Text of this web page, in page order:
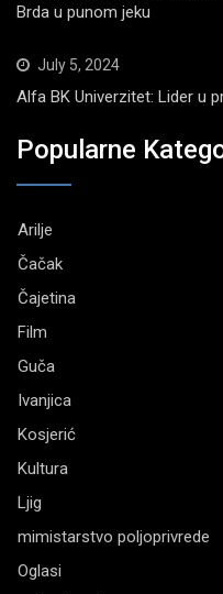
Brda u punom jeku
July 5, 2024
Alfa BK Univerzitet: Lider u
Popularne
Arilje
Čačak
Čajetina
Film
Guča
Ivanjica
Kosjerić
Kultura
Ljig
mimistarstvo poljoprivrede
Oglasi